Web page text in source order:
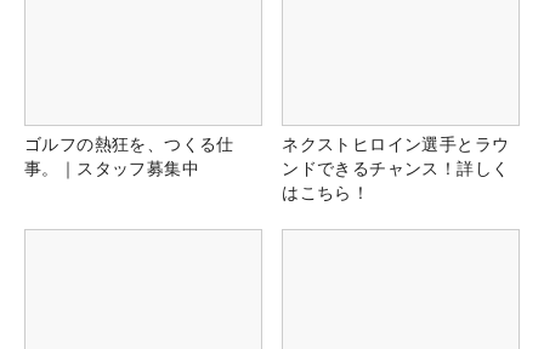
ゴルフの熱狂を、つくる仕
事。｜スタッフ募集中
ネクストヒロイン選手とラウ
ンドできるチャンス！詳しく
はこちら！